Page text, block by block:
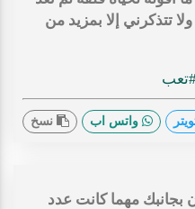
تتذكرني إلا بمزيد من
واتس اب نسخ
مهما كانت عدد